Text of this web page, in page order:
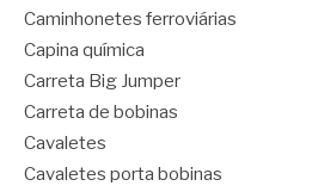
Caminhonetes ferroviárias
Capina química
Carreta Big Jumper
Carreta de bobinas
Cavaletes
Cavaletes porta bobinas